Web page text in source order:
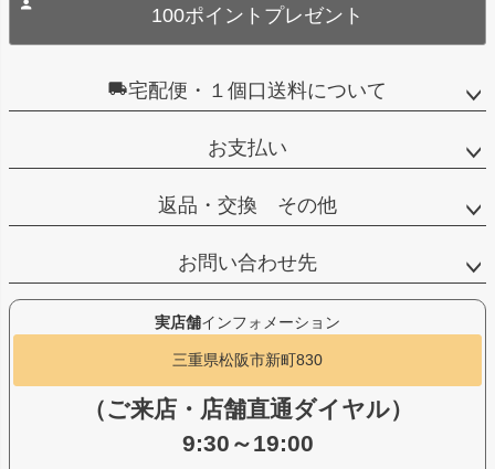
100ポイントプレゼント
宅配便・１個口送料について
お支払い
返品・交換 その他
お問い合わせ先
実店舗インフォメーション
三重県松阪市新町830
（ご来店・店舗直通ダイヤル）
9:30～19:00